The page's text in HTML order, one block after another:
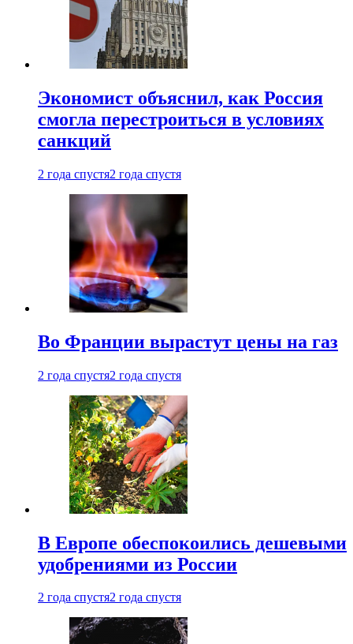
Экономист объяснил, как Россия
смогла перестроиться в условиях
санкций
2 года спустя2 года спустя
Во Франции вырастут цены на газ
2 года спустя2 года спустя
В Европе обеспокоились дешевыми
удобрениями из России
2 года спустя2 года спустя